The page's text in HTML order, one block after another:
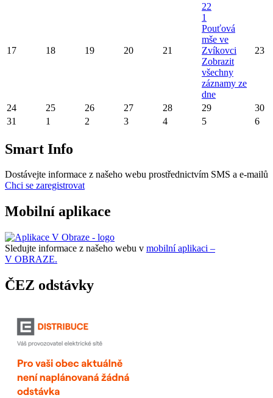
17 18 19 20 21
22
1
Pouťová
mše ve
Zvíkovci
Zobrazit
všechny
záznamy ze
dne
23
24 25 26 27 28 29
30
31
1 2 3 4 5 6
Smart Info
Dostávejte informace z našeho webu prostřednictvím SMS a e-mailů
Chci se zaregistrovat
Mobilní aplikace
Sledujte informace z našeho webu v mobilní aplikaci –
V OBRAZE.
ČEZ odstávky